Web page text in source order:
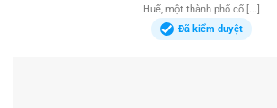
Huế, một thành phố cổ [...]
Đã kiểm duyệt